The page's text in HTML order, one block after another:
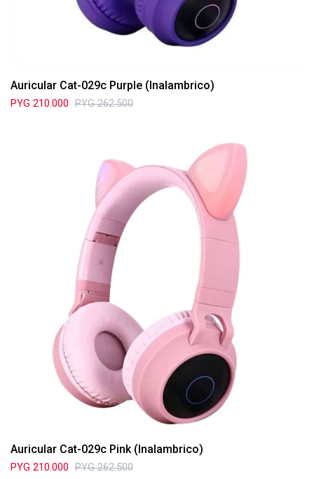
Auricular Cat-029c Purple (Inalambrico)
PYG 210.000 PYG 262.500
Auricular Cat-029c Pink (Inalambrico)
PYG 210.000 PYG 262.500